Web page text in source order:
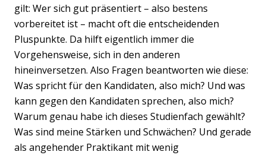
gilt: Wer sich gut präsentiert – also bestens
vorbereitet ist – macht oft die entscheidenden
Pluspunkte. Da hilft eigentlich immer die
Vorgehensweise, sich in den anderen
hineinversetzen. Also Fragen beantworten wie diese:
Was spricht für den Kandidaten, also mich? Und was
kann gegen den Kandidaten sprechen, also mich?
Warum genau habe ich dieses Studienfach gewählt?
Was sind meine Stärken und Schwächen? Und gerade
als angehender Praktikant mit wenig